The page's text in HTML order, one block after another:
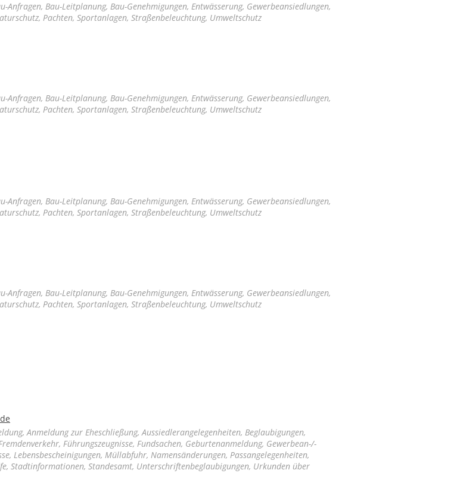
Anfragen, Bau-Leitplanung, Bau-Genehmigungen, Entwässerung, Gewerbeansiedlungen,
Pachten, Sportanlagen, Straßenbeleuchtung, Umweltschutz
Anfragen, Bau-Leitplanung, Bau-Genehmigungen, Entwässerung, Gewerbeansiedlungen,
Pachten, Sportanlagen, Straßenbeleuchtung, Umweltschutz
Anfragen, Bau-Leitplanung, Bau-Genehmigungen, Entwässerung, Gewerbeansiedlungen,
Pachten, Sportanlagen, Straßenbeleuchtung, Umweltschutz
Anfragen, Bau-Leitplanung, Bau-Genehmigungen, Entwässerung, Gewerbeansiedlungen,
Pachten, Sportanlagen, Straßenbeleuchtung, Umweltschutz
Anmeldung zur Eheschließung, Aussiedlerangelegenheiten, Beglaubigungen,
Führungszeugnisse, Fundsachen, Geburtenanmeldung, Gewerbean-/-
Lebensbescheinigungen, Müllabfuhr, Namensänderungen, Passangelegenheiten,
Stadtinformationen, Standesamt, Unterschriftenbeglaubigungen, Urkunden über